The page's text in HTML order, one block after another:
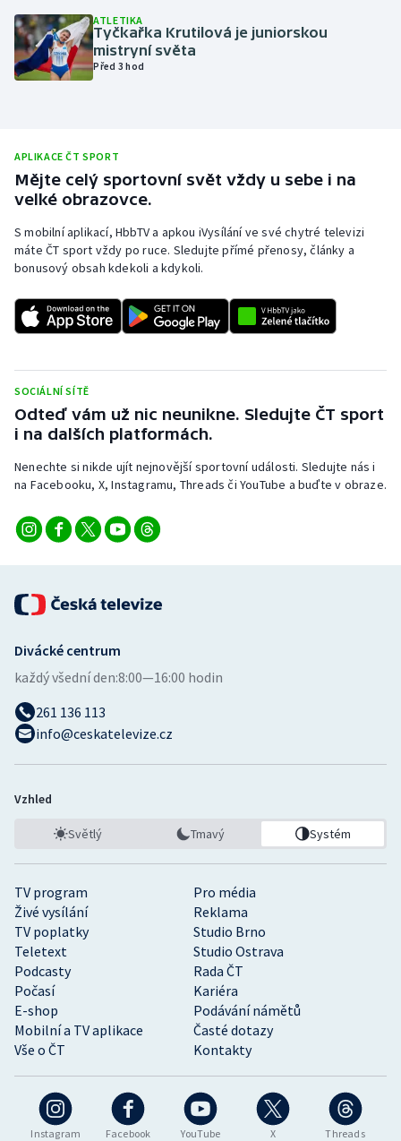
Plavání
Rychlobruslení
Rychlostní kanoistika
Short track
Sportovní střelba
Triatlon
Veslování
Vodní slalom
Volejbal
Ostatní
ATLETIKA
Tyčkařka Krutilová je juniorskou
mistryní světa
Před 3 hod
APLIKACE ČT SPORT
Mějte celý sportovní svět vždy u sebe i na
velké obrazovce.
S mobilní aplikací, HbbTV a apkou iVysílání ve své chytré televizi
máte ČT sport vždy po ruce. Sledujte přímé přenosy, články a
bonusový obsah kdekoli a kdykoli.
SOCIÁLNÍ SÍTĚ
Odteď vám už nic neunikne. Sledujte ČT sport
i na dalších platformách.
Nenechte si nikde ujít nejnovější sportovní události. Sledujte nás i
na Facebooku, X, Instagramu, Threads či YouTube a buďte v obraze.
Instagram Facebook YouTube X Threads
TV program
Pro média
Živé vysílání
Reklama
TV poplatky
Studio Brno
Teletext
Studio Ostrava
Podcasty
Rada ČT
Počasí
Kariéra
E-shop
Podávání námětů
Mobilní a TV aplikace
Časté dotazy
Vše o ČT
Kontakty
Divácké centrum
každý všední den:8:00—16:00 hodin
261 136 113
info@ceskatelevize.cz
Vzhled
Světlý Tmavý Systém